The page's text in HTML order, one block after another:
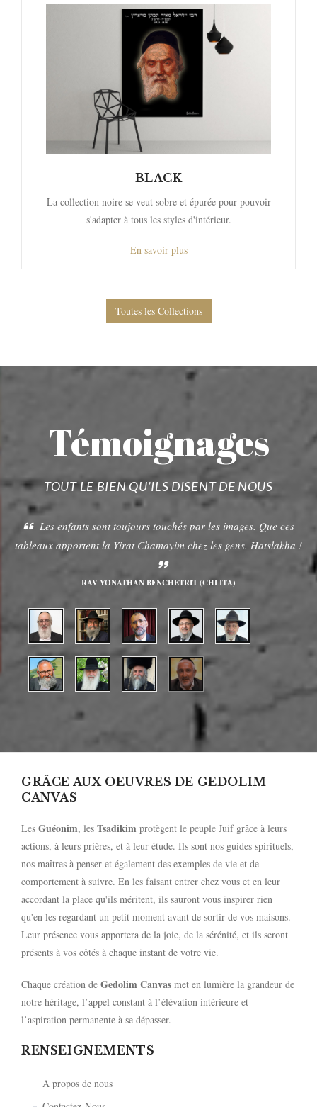
BLACK
La collection noire se veut sobre et épurée pour pouvoir
s'adapter à tous les styles d'intérieur.
En savoir plus
Toutes les Collections
Témoignages
TOUT LE BIEN QU’ILS DISENT DE NOUS
Les enfants sont toujours touchés par les images. Que ces
tableaux apportent la Yirat Chamayim chez les gens. Hatslakha !
RAV YONATHAN BENCHETRIT (CHLITA)
GRÂCE AUX OEUVRES DE GEDOLIM
CANVAS
Les Guéonim, les Tsadikim protègent le peuple Juif grâce à leurs
actions, à leurs prières, et à leur étude. Ils sont nos guides spirituels,
nos maîtres à penser et également des exemples de vie et de
comportement à suivre. En les faisant entrer chez vous et en leur
accordant la place qu'ils méritent, ils sauront vous inspirer rien
qu'en les regardant un petit moment avant de sortir de vos maisons.
Leur présence vous apportera de la joie, de la sérénité, et ils seront
présents à vos côtés à chaque instant de votre vie.
Chaque création de Gedolim Canvas met en lumière la grandeur de
notre héritage, l’appel constant à l’élévation intérieure et
l’aspiration permanente à se dépasser.
RENSEIGNEMENTS
A propos de nous